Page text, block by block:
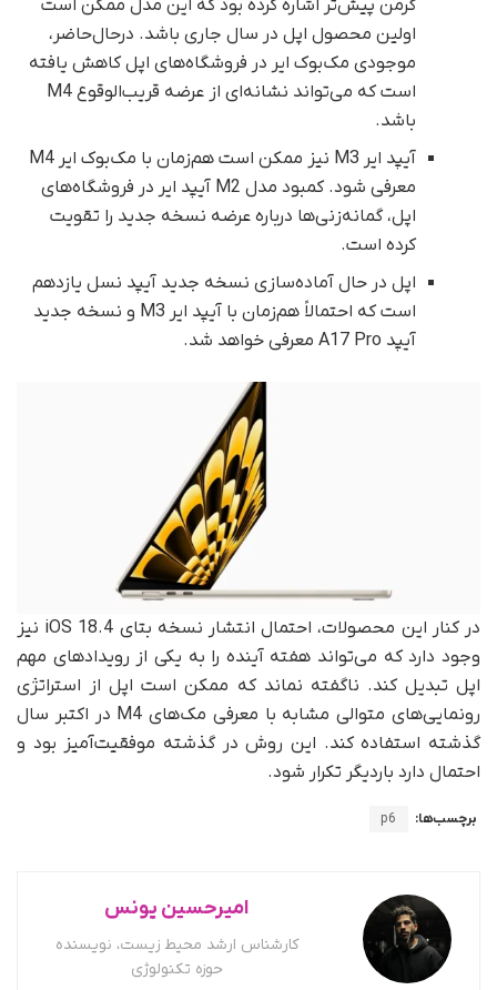
گرمن پیش‌تر اشاره کرده بود که این مدل ممکن است
اولین محصول اپل در سال جاری باشد. در‌حال‌حاضر،
موجودی مک‌بوک ایر در فروشگاه‌های اپل کاهش یافته
است که می‌تواند نشانه‌ای از عرضه قریب‌الوقوع M4
باشد.
آیپد ایر M3 نیز ممکن است هم‌زمان با مک‌بوک ایر M4
معرفی شود. کمبود مدل M2 آیپد ایر در فروشگاه‌های
اپل، گمانه‌زنی‌ها درباره عرضه نسخه جدید را تقویت
کرده است.
اپل در حال آماده‌سازی نسخه جدید آیپد نسل یازدهم
است که احتمالاً هم‌زمان با آیپد ایر M3 و نسخه جدید
آیپد A17 Pro معرفی خواهد شد.
در کنار این محصولات، احتمال انتشار نسخه بتای iOS 18.4 نیز
وجود دارد که می‌تواند هفته آینده را به یکی از رویدادهای مهم
اپل تبدیل کند. ناگفته نماند که ممکن است اپل از استراتژی
رونمایی‌های متوالی مشابه با معرفی مک‌های M4 در اکتبر سال
گذشته استفاده کند. این روش در گذشته موفقیت‌آمیز بود و
احتمال دارد باردیگر تکرار شود.
برچسب‌ها: p6
امیرحسین یونس
کارشناس ارشد محیط زیست، نویسنده
حوزه تکنولوژی